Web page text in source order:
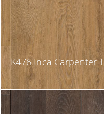
K476 Inca Carpenter